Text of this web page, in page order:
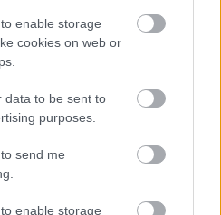
enable storage
cookies on web or
data to be sent to
purposes.
send me
enable storage